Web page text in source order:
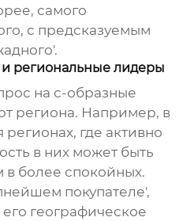
самого
с предсказуемым
региональные лидеры
на с-образные
региона. Например, в
где активно
в них может быть
в более спокойных.
покупателе',
географическое